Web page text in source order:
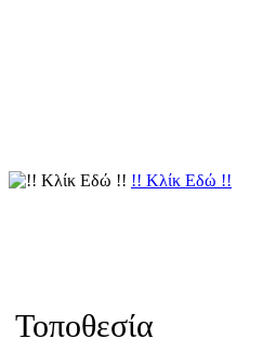
!! Κλίκ Εδώ !!
Τοποθεσία